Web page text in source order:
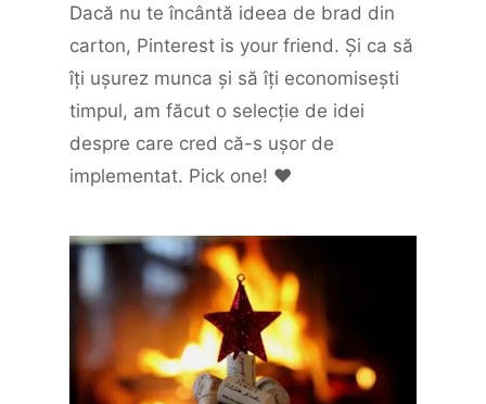
Dacă nu te încântă ideea de brad din
carton, Pinterest is your friend. Şi ca să
îţi uşurez munca şi să îţi economiseşti
timpul, am făcut o selecţie de idei
despre care cred că-s uşor de
implementat. Pick one! ♥